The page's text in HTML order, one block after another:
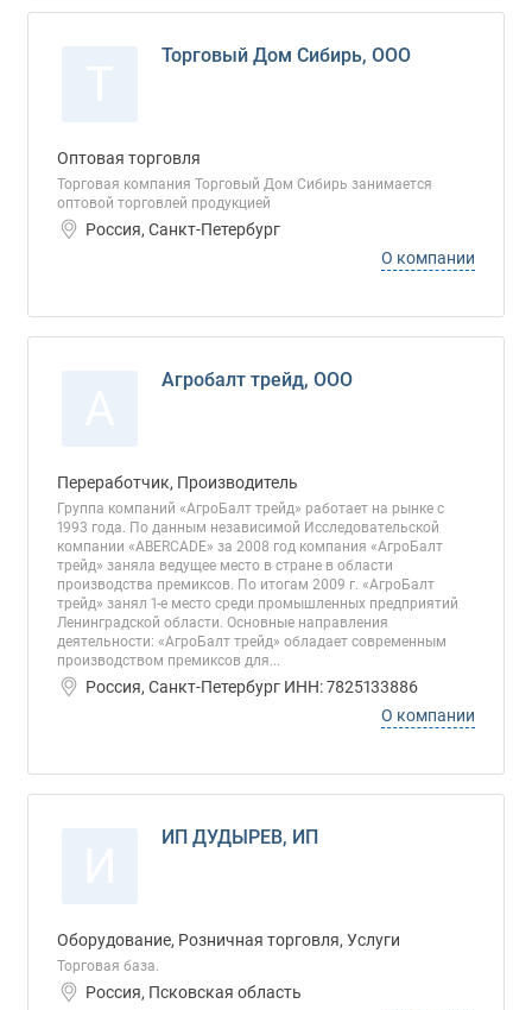
Торговый Дом Сибирь, ООО
Оптовая торговля
Торговая компания Торговый Дом Сибирь занимается
оптовой торговлей продукцией
Россия, Санкт-Петербург
О компании
Агробалт трейд, ООО
Переработчик, Производитель
Группа компаний «АгроБалт трейд» работает на рынке с
1993 года. По данным независимой Исследовательской
компании «ABERCADE» за 2008 год компания «АгроБалт
трейд» заняла ведущее место в стране в области
производства премиксов. По итогам 2009 г. «АгроБалт
трейд» занял 1-е место среди промышленных предприятий
Ленинградской области. Основные направления
деятельности: «АгроБалт трейд» обладает современным
производством премиксов для...
Россия, Санкт-Петербург ИНН: 7825133886
О компании
ИП ДУДЫРЕВ, ИП
Оборудование, Розничная торговля, Услуги
Торговая база.
Россия, Псковская область